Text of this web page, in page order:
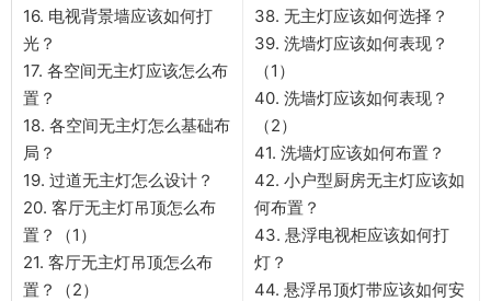
16. 电视背景墙应该如何打
光？
17. 各空间无主灯应该怎么布
置？
18. 各空间无主灯怎么基础布
局？
19. 过道无主灯怎么设计？
20. 客厅无主灯吊顶怎么布
置？（1）
21. 客厅无主灯吊顶怎么布
置？（2）
38. 无主灯应该如何选择？
39. 洗墙灯应该如何表现？
（1）
40. 洗墙灯应该如何表现？
（2）
41. 洗墙灯应该如何布置？
42. 小户型厨房无主灯应该如
何布置？
43. 悬浮电视柜应该如何打
灯？
44. 悬浮吊顶灯带应该如何安